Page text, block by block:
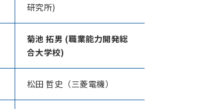
研究所)
菊池 拓男 (職業能力開発総
合大学校)
松田 哲史（三菱電機）